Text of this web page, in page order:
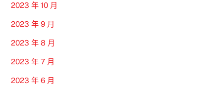
2023 年 10 月
2023 年 9 月
2023 年 8 月
2023 年 7 月
2023 年 6 月